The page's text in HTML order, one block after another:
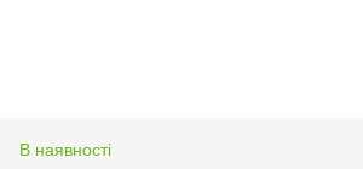
В наявності